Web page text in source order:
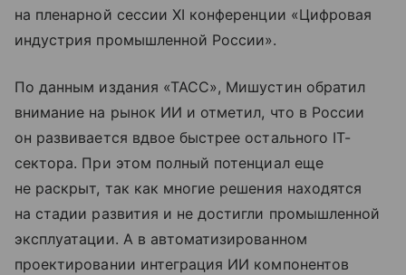
на пленарной сессии XI конференции «Цифровая
индустрия промышленной России».
По данным издания «ТАСС», Мишустин обратил
внимание на рынок ИИ и отметил, что в России
он развивается вдвое быстрее остального IT-
сектора. При этом полный потенциал еще
не раскрыт, так как многие решения находятся
на стадии развития и не достигли промышленной
эксплуатации. А в автоматизированном
проектировании интеграция ИИ компонентов